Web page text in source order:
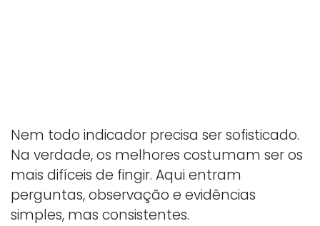
Nem todo indicador precisa ser sofisticado.
Na verdade, os melhores costumam ser os
mais difíceis de fingir. Aqui entram
perguntas, observação e evidências
simples, mas consistentes.